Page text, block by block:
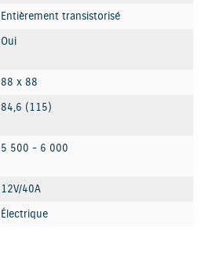
Entièrement transistorisé
Oui
88 x 88
84,6 (115)
5 500 - 6 000
12V/40A
Électrique